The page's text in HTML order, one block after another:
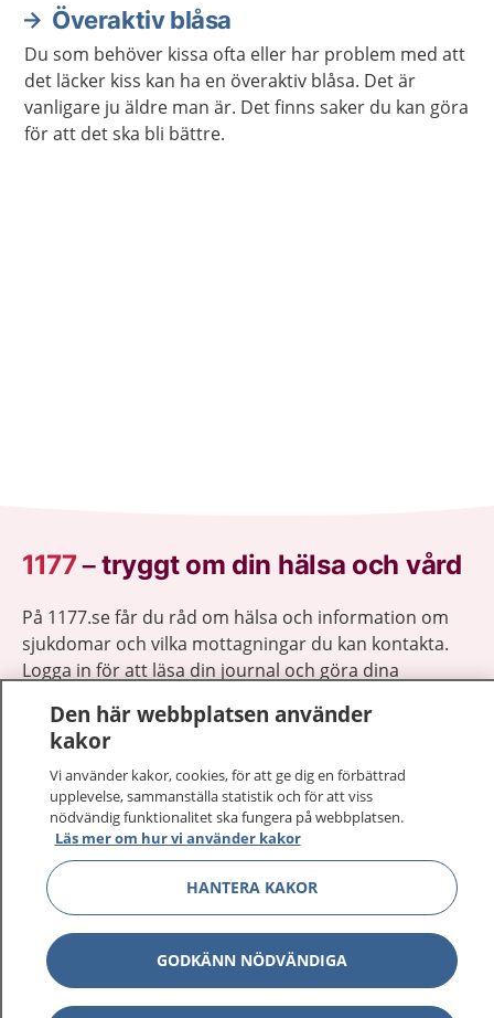
Överaktiv blåsa
Du som behöver kissa ofta eller har problem med att
det läcker kiss kan ha en överaktiv blåsa. Det är
vanligare ju äldre man är. Det finns saker du kan göra
för att det ska bli bättre.
1177–tryggt om din hälsa och vård
På 1177.se får du råd om hälsa och information om
sjukdomar och vilka mottagningar du kan kontakta.
Logga in för att läsa din journal och göra dina
sjukvårdsrådgivning dygnet runt.
1177 ger dig råd när du vill må bättre.
1177 på flera språk Visa
Om 1177 Visa
Visa
Den här webbplatsen använder
kakor
Vi använder kakor, cookies, för att ge dig en förbättrad
upplevelse, sammanställa statistik och för att viss
nödvändig funktionalitet ska fungera på webbplatsen.
Läs mer om hur vi använder kakor
HANTERA KAKOR
GODKÄNN NÖDVÄNDIGA